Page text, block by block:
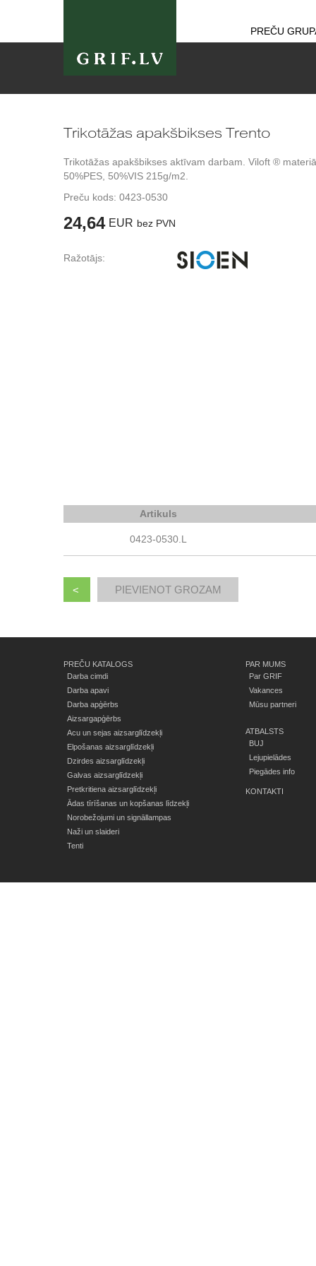
PREČU
Trikotāžas apakšbikses Trento
Trikotāžas apakšbikses aktīvam darbam. Viloft ®
50%PES, 50%VIS 215g/m2.
Preču kods: 0423-0530
24,64 EUR bez PVN
Ražotājs:
Artikuls
0423-0530.L
<
PREČU KATALOGS
Darba cimdi
Darba apavi
Darba apģērbs
Aizsargapģērbs
Acu un sejas aizsarglīdzekļi
Elpošanas aizsarglīdzekļi
Dzirdes aizsarglīdzekļi
Galvas aizsarglīdzekļi
Pretkritiena aizsarglīdzekļi
Ādas tīrīšanas un kopšanas līdzekļi
Norobežojumi un signāllampas
Naži un slaideri
Tenti
PAR MUMS
Par GRIF
Vakances
Mūsu partneri
ATBALSTS
BUJ
Lejupielādes
Piegādes info
KONTAKTI